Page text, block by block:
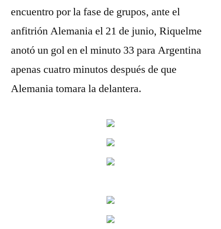
encuentro por la fase de grupos, ante el
anfitrión Alemania el 21 de junio, Riquelme
anotó un gol en el minuto 33 para Argentina
apenas cuatro minutos después de que
Alemania tomara la delantera.